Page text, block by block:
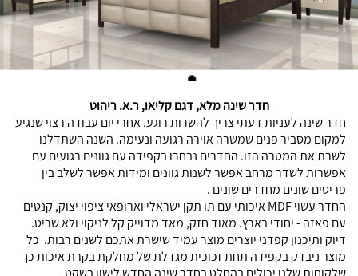
חדר שינה מלא, דגם קליאו, ר.א. ריהוט
חדר שינה לעניות דעתי צריך להשרות רוגע. אחרי יום עבודה רצוי שנגיע
למקום מסביר פנים שמשרה אוירה רגועה ונעימה. השנה השתדלנו
לשרת את המטרה הזו. החדרים נבחרו בקפידה עם גוונים רגועים עם
אפשרות לשדר מרחב אפשר לשנות גוונים ומידות אפשר לשלב בין
פריטים שונים מחדרים שונים .
החדר עשוי MDF איכותי עם תו תקן ישראלי וארופאי ציפוי יצוק, קנטים
עם פאזה - יחודי בארץ. מאוד חזק, מאד מדוייק קל לניקוי ולא שריט.
דיוק ותיכנון קפדני יוצרים מוצר עמיד שישרת אתכם לשנים רבות. כל
מוצר ניבדק בקפידה תחת זכוכית מגדלת של מחלקת בקרת איכות כך